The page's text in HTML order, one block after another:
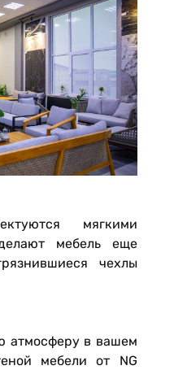
мягкими
мебель еще
чехлы
атмосферу в вашем
мебели от NG